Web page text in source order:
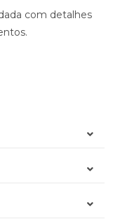
com detalhes